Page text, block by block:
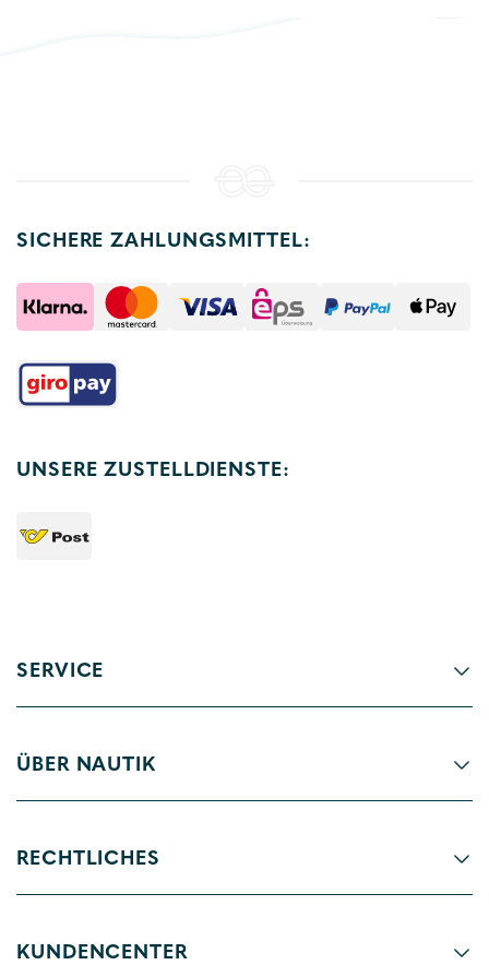
SICHERE ZAHLUNGSMITTEL:
UNSERE ZUSTELLDIENSTE:
SERVICE
ÜBER NAUTIK
RECHTLICHES
KUNDENCENTER